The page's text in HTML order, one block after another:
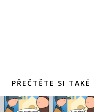
PŘEČTĚTE SI TAKÉ